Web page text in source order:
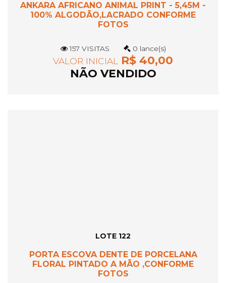
ANKARA AFRICANO ANIMAL PRINT - 5,45M -
100% ALGODÃO,LACRADO CONFORME
FOTOS
157 VISITAS 0 lance(s)
VALOR INICIAL
R$ 40,00
NÃO VENDIDO
LOTE 122
PORTA ESCOVA DENTE DE PORCELANA
FLORAL PINTADO A MÃO ,CONFORME
FOTOS